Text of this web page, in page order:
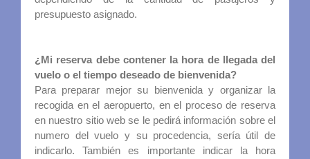
presupuesto asignado.
¿Mi reserva debe contener la hora de llegada del
vuelo o el tiempo deseado de bienvenida?
Para preparar mejor su bienvenida y organizar la
recogida en el aeropuerto, en el proceso de reserva
en nuestro sitio web se le pedirá información sobre el
numero del vuelo y su procedencia, sería útil de
indicarlo. También es importante indicar la hora